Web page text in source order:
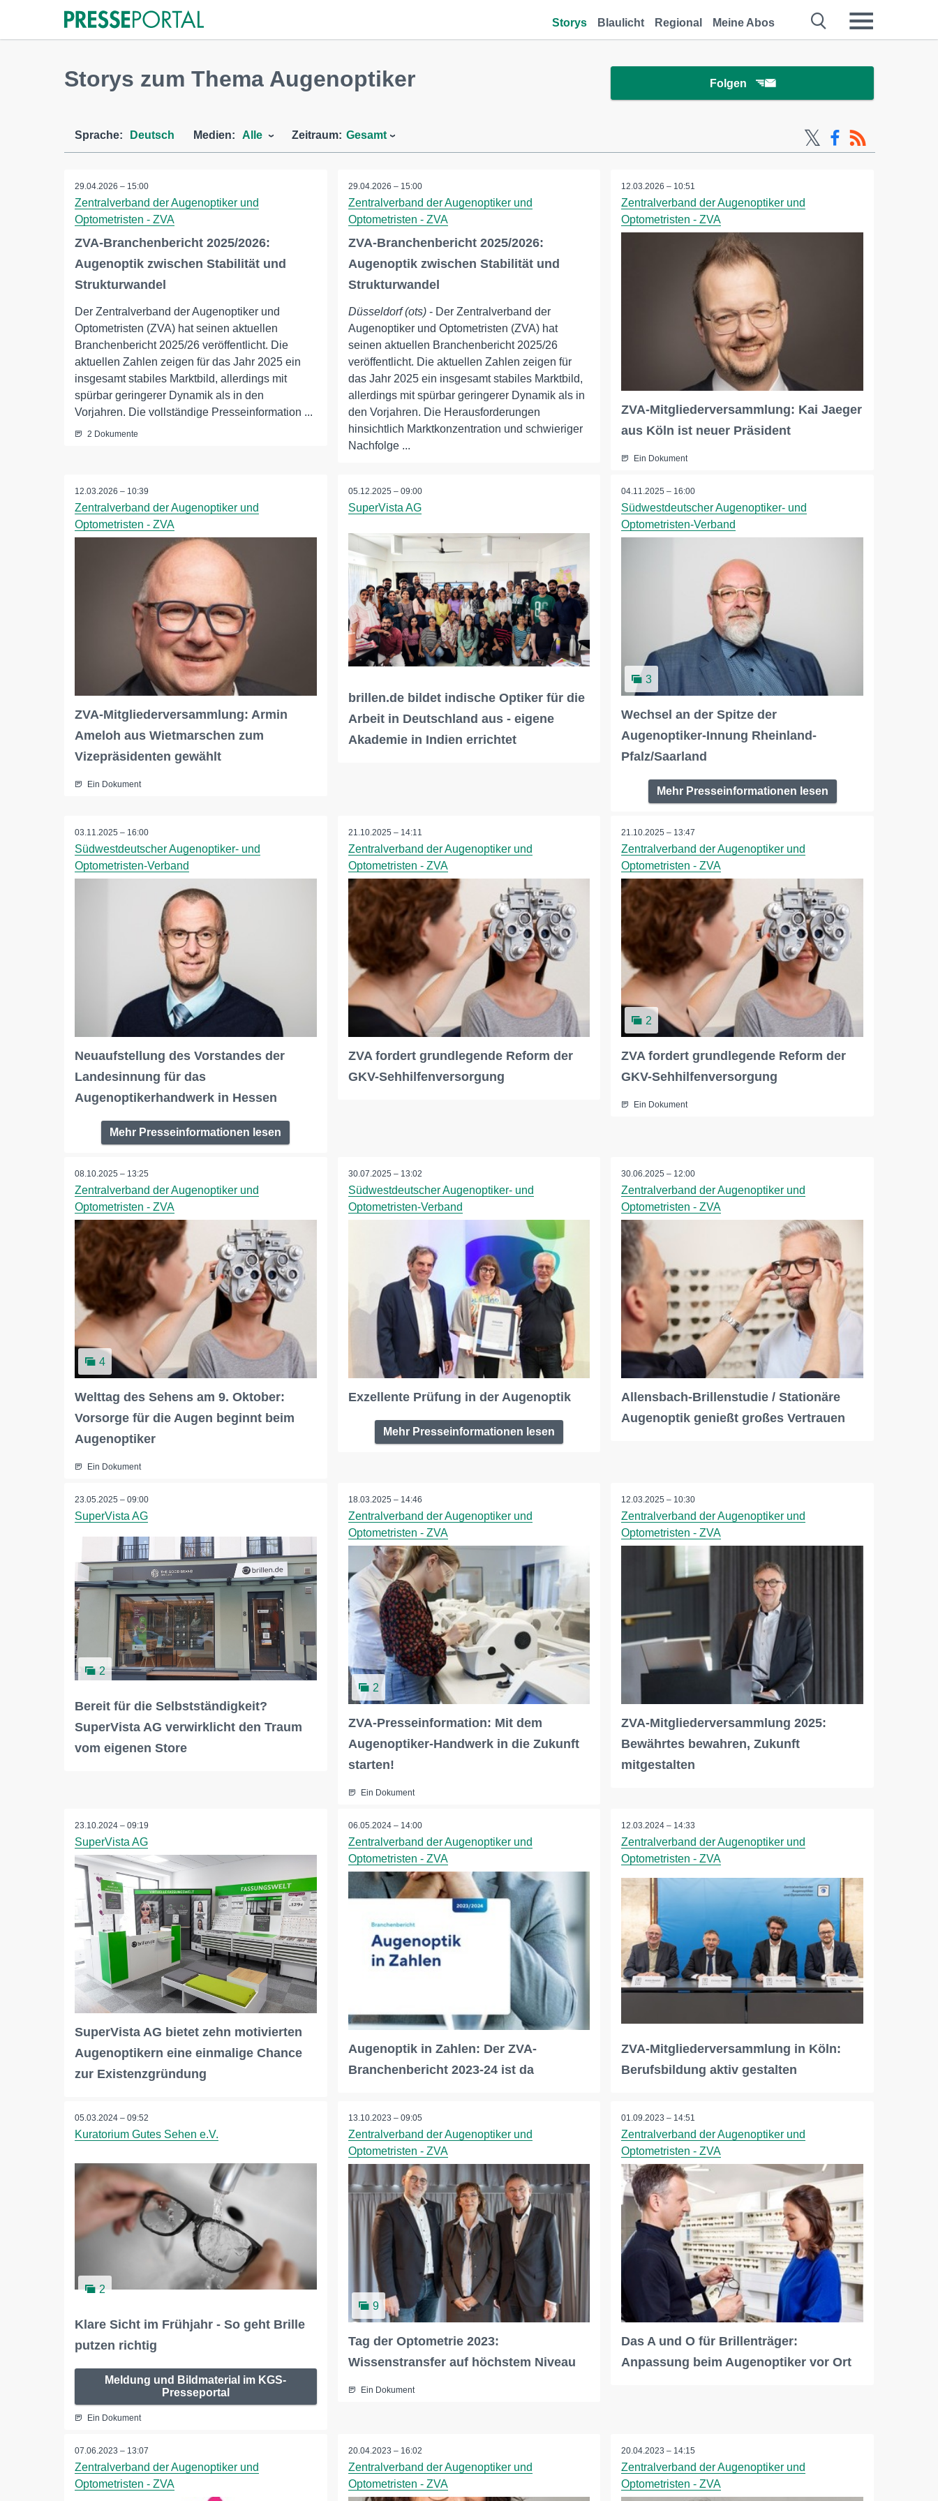
Storys Blaulicht Regional Meine Abos
Storys zum Thema Augenoptiker Folgen
Sprache: Deutsch Medien: Alle Zeitraum: Gesamt
29.04.2026 – 15:00
Zentralverband der Augenoptiker und
Optometristen - ZVA
ZVA-Branchenbericht 2025/2026:
Augenoptik zwischen Stabilität und
Strukturwandel
Der Zentralverband der Augenoptiker und
Optometristen (ZVA) hat seinen aktuellen
Branchenbericht 2025/26 veröffentlicht. Die
aktuellen Zahlen zeigen für das Jahr 2025 ein
insgesamt stabiles Marktbild, allerdings mit
spürbar geringerer Dynamik als in den
Vorjahren. Die vollständige Presseinformation ...
2 Dokumente
29.04.2026 – 15:00
Zentralverband der Augenoptiker und
Optometristen - ZVA
ZVA-Branchenbericht 2025/2026:
Augenoptik zwischen Stabilität und
Strukturwandel
Düsseldorf (ots)- Der Zentralverband der
Augenoptiker und Optometristen (ZVA) hat
seinen aktuellen Branchenbericht 2025/26
veröffentlicht. Die aktuellen Zahlen zeigen für
das Jahr 2025 ein insgesamt stabiles Marktbild,
allerdings mit spürbar geringerer Dynamik als in
den Vorjahren. Die Herausforderungen
hinsichtlich Marktkonzentration und schwieriger
Nachfolge ...
12.03.2026 – 10:51
Zentralverband der Augenoptiker und
Optometristen - ZVA
ZVA-Mitgliederversammlung: Kai Jaeger
aus Köln ist neuer Präsident
Ein Dokument
12.03.2026 – 10:39
Zentralverband der Augenoptiker und
Optometristen - ZVA
ZVA-Mitgliederversammlung: Armin
Ameloh aus Wietmarschen zum
Vizepräsidenten gewählt
Ein Dokument
05.12.2025 – 09:00
SuperVista AG
brillen.de bildet indische Optiker für die
Arbeit in Deutschland aus - eigene
Akademie in Indien errichtet
04.11.2025 – 16:00
Südwestdeutscher Augenoptiker- und
Optometristen-Verband
3
Wechsel an der Spitze der
Augenoptiker-Innung Rheinland-
Pfalz/Saarland
Mehr Presseinformationen lesen
03.11.2025 – 16:00
Südwestdeutscher Augenoptiker- und
Optometristen-Verband
Neuaufstellung des Vorstandes der
Landesinnung für das
Augenoptikerhandwerk in Hessen
Mehr Presseinformationen lesen
21.10.2025 – 14:11
Zentralverband der Augenoptiker und
Optometristen - ZVA
ZVA fordert grundlegende Reform der
GKV-Sehhilfenversorgung
21.10.2025 – 13:47
Zentralverband der Augenoptiker und
Optometristen - ZVA
2
ZVA fordert grundlegende Reform der
GKV-Sehhilfenversorgung
Ein Dokument
08.10.2025 – 13:25
Zentralverband der Augenoptiker und
Optometristen - ZVA
4
Welttag des Sehens am 9. Oktober:
Vorsorge für die Augen beginnt beim
Augenoptiker
Ein Dokument
30.07.2025 – 13:02
Südwestdeutscher Augenoptiker- und
Optometristen-Verband
Exzellente Prüfung in der Augenoptik
Mehr Presseinformationen lesen
30.06.2025 – 12:00
Zentralverband der Augenoptiker und
Optometristen - ZVA
Allensbach-Brillenstudie / Stationäre
Augenoptik genießt großes Vertrauen
23.05.2025 – 09:00
SuperVista AG
2
Bereit für die Selbstständigkeit?
SuperVista AG verwirklicht den Traum
vom eigenen Store
18.03.2025 – 14:46
Zentralverband der Augenoptiker und
Optometristen - ZVA
2
ZVA-Presseinformation: Mit dem
Augenoptiker-Handwerk in die Zukunft
starten!
Ein Dokument
12.03.2025 – 10:30
Zentralverband der Augenoptiker und
Optometristen - ZVA
ZVA-Mitgliederversammlung 2025:
Bewährtes bewahren, Zukunft
mitgestalten
23.10.2024 – 09:19
SuperVista AG
SuperVista AG bietet zehn motivierten
Augenoptikern eine einmalige Chance
zur Existenzgründung
06.05.2024 – 14:00
Zentralverband der Augenoptiker und
Optometristen - ZVA
Augenoptik in Zahlen: Der ZVA-
Branchenbericht 2023-24 ist da
12.03.2024 – 14:33
Zentralverband der Augenoptiker und
Optometristen - ZVA
ZVA-Mitgliederversammlung in Köln:
Berufsbildung aktiv gestalten
05.03.2024 – 09:52
Kuratorium Gutes Sehen e.V.
2
Klare Sicht im Frühjahr - So geht Brille
putzen richtig
Meldung und Bildmaterial im KGS-
Presseportal
Ein Dokument
13.10.2023 – 09:05
Zentralverband der Augenoptiker und
Optometristen - ZVA
9
Tag der Optometrie 2023:
Wissenstransfer auf höchstem Niveau
Ein Dokument
01.09.2023 – 14:51
Zentralverband der Augenoptiker und
Optometristen - ZVA
Das A und O für Brillenträger:
Anpassung beim Augenoptiker vor Ort
07.06.2023 – 13:07
Zentralverband der Augenoptiker und
Optometristen - ZVA
20.04.2023 – 16:02
Zentralverband der Augenoptiker und
Optometristen - ZVA
20.04.2023 – 14:15
Zentralverband der Augenoptiker und
Optometristen - ZVA